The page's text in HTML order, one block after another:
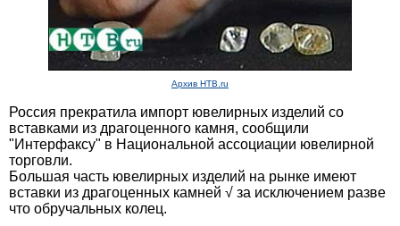
Архив НТВ.ru
Россия прекратила импорт ювелирных изделий со
вставками из драгоценного камня, сообщили
"Интерфаксу" в Национальной ассоциации ювелирной
торговли.
Большая часть ювелирных изделий на рынке имеют
вставки из драгоценных камней √ за исключением разве
что обручальных колец.